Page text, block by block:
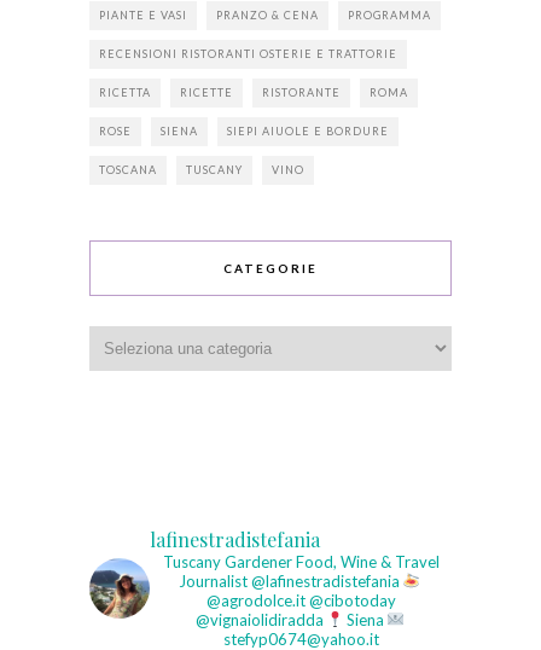
PIANTE E VASI PRANZO & CENA PROGRAMMA
RECENSIONI RISTORANTI OSTERIE E TRATTORIE
RICETTA RICETTE RISTORANTE ROMA
ROSE SIENA SIEPI AIUOLE E BORDURE
TOSCANA TUSCANY VINO
CATEGORIE
lafinestradistefania
Tuscany GardenerFood, Wine & Travel
Journalist@lafinestradistefania
@agrodolce.it @cibotoday
@vignaiolidiradda
Siena
stefyp0674@yahoo.it